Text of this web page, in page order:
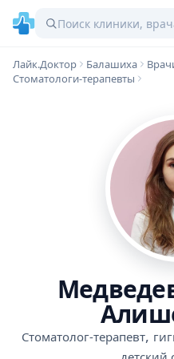
Лайк.Доктор Балашиха
Стоматологи-терапевты
Стоматолог-терапевт,